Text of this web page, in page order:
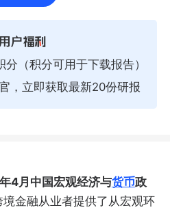
（积分可用于下载报告）
，立即获取最新20份研报
4月中国宏观经济与货币政
境金融从业者提供了从宏观环